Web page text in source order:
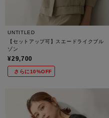
UNTITLED
【セットアップ可】スエードライクブル
ゾン
¥29,700
さらに10%OFF